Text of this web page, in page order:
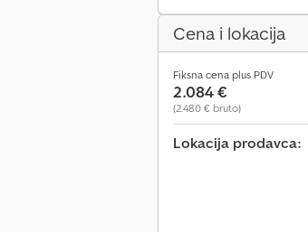
Cena i lokacija
Fiksna cena plus PDV
2.084 €
(2.480 € bruto)
Lokacija prodavca: